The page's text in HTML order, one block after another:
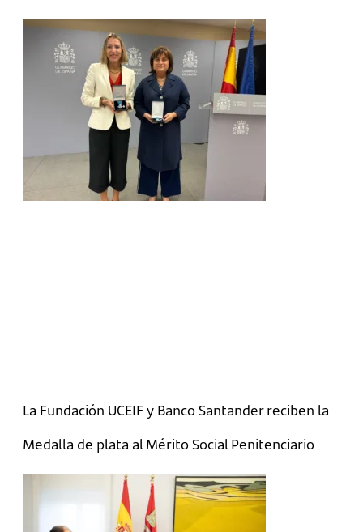
La Fundación UCEIF y Banco Santander reciben la
Medalla de plata al Mérito Social Penitenciario